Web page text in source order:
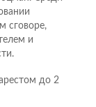
сговоре,
и
до 2